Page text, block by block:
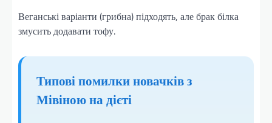
Веганські варіанти (грибна) підходять, але брак білка
змусить додавати тофу.
Типові помилки новачків з
Мівіною на дієті